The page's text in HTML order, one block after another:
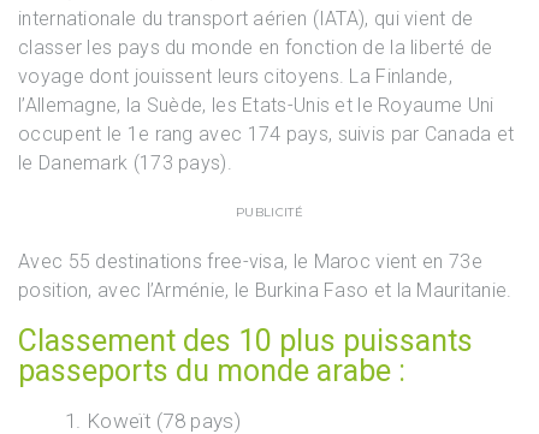
internationale du transport aérien (IATA), qui vient de
classer les pays du monde en fonction de la liberté de
voyage dont jouissent leurs citoyens. La Finlande,
l’Allemagne, la Suède, les Etats-Unis et le Royaume Uni
occupent le 1e rang avec 174 pays, suivis par Canada et
le Danemark (173 pays).
PUBLICITÉ
Avec 55 destinations free-visa, le Maroc vient en 73e
position, avec l’Arménie, le Burkina Faso et la Mauritanie.
Classement des 10 plus puissants
passeports du monde arabe :
Koweït (78 pays)